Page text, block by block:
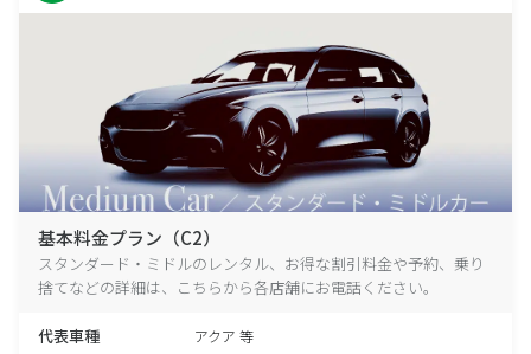
基本料金プラン（C2）
スタンダード・ミドルのレンタル、お得な割引料金や予約、乗り
捨てなどの詳細は、こちらから各店舗にお電話ください。
代表車種 アクア 等